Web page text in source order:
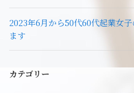
2023年6月から50代60代起業女
ます
カテゴリー